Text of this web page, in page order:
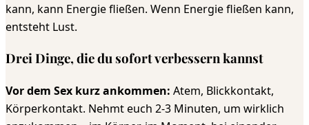
kann, kann Energie fließen. Wenn Energie fließen kann,
entsteht Lust.
Drei Dinge, die du sofort verbessern kannst
Vor dem Sex kurz ankommen: Atem, Blickkontakt,
Körperkontakt. Nehmt euch 2-3 Minuten, um wirklich